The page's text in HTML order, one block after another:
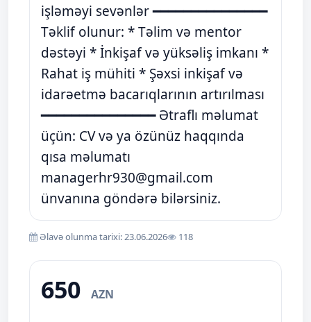
işləməyi sevənlər ━━━━━━━━━━━━━━━
Təklif olunur: * Təlim və mentor
dəstəyi * İnkişaf və yüksəliş imkanı *
Rahat iş mühiti * Şəxsi inkişaf və
idarəetmə bacarıqlarının artırılması
━━━━━━━━━━━━━━━ Ətraflı məlumat
üçün: CV və ya özünüz haqqında
qısa məlumatı
managerhr930@gmail.com
ünvanına göndərə bilərsiniz.
Əlavə olunma tarixi: 23.06.2026 118
650 AZN